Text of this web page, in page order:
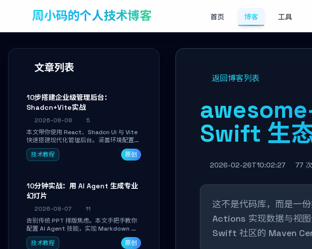
周小码的个人技术博客 首页 博客 工具
文章列表
10步搭建企业级管理后台：
Shadcn+Vite实战
2026-08-08
5
本文带你使用 React、Shadcn UI 与 Vite
快速搭建现代化管理后台。涵盖环境配置、
核心架构解析、用户管理模块实战及常见踩
坑指南。学完即可独立完成仪表盘搭建、组
技术教程 原创
10分钟实战：用 AI Agent 生成专业
幻灯片
2026-08-07
11
告别传统 PPT 排版焦虑。本文手把手教你
配置 AI Agent 技能，实现 Markdown 内
容自动转为带高级排版、AI 配图与 WebGL
运行时的 HTML 幻灯片。只需专注内容，
技术教程 原创
返回博客列表
Swift 生
2026-02-26T10:02:27 77
这不是代码库，而是一
Actions 实现数据与视
Swift 社区的 Maven